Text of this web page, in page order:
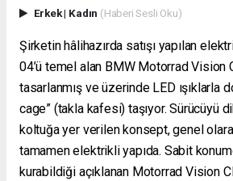
Erkek| Kadın (Haberi Sesli Oku)
Şirketin hâlihazırda satışı yapılan
04’ü temel alan BMW Motorrad Vision
tasarlanmış ve üzerinde LED ışıklarla
cage” (takla kafesi) taşıyor. Sürücüyü
koltuğa yer verilen konsept, genel
tamamen elektrikli yapıda. Sabit
kurabildiği açıklanan Motorrad Vision